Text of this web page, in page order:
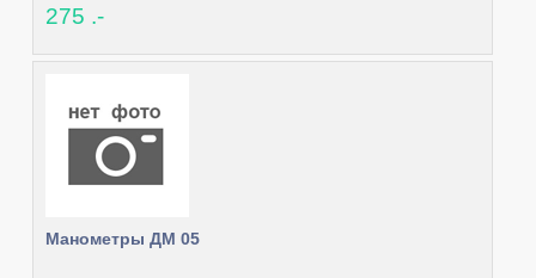
275 .-
Манометры ДМ 05